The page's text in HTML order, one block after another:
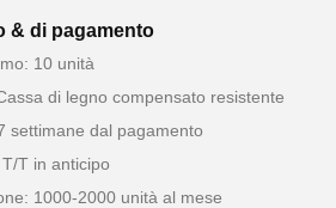
& di pagamento
10 unità
di legno compensato resistente
settimane dal pagamento
T in anticipo
1000-2000 unità al mese